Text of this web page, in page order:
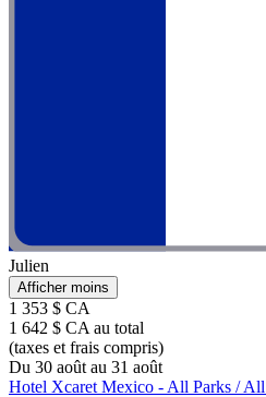
Julien
Afficher moins
1 353 $ CA
1 642 $ CA au total
(taxes et frais compris)
Du 30 août au 31 août
Hotel Xcaret Mexico - All Parks /